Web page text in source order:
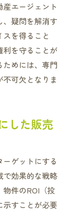
エージェント
、疑問を解消す
を得ること
利を守ることが
めには、専門
可欠となりま
した販売
ゲットにする
で効果的な戦略
件のROI（投
すことが必要